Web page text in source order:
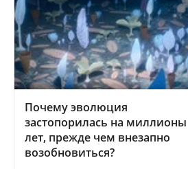
Почему эволюция
застопорилась на миллионы
лет, прежде чем внезапно
возобновиться?